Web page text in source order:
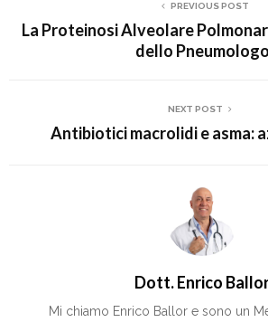
PREVIOUS POST
La Proteinosi Alveolare
dello Pneumologo
NEXT POST
Antibiotici macrolidi e asma:
Dott. Enrico
Mi chiamo Enrico Ballor e sono un